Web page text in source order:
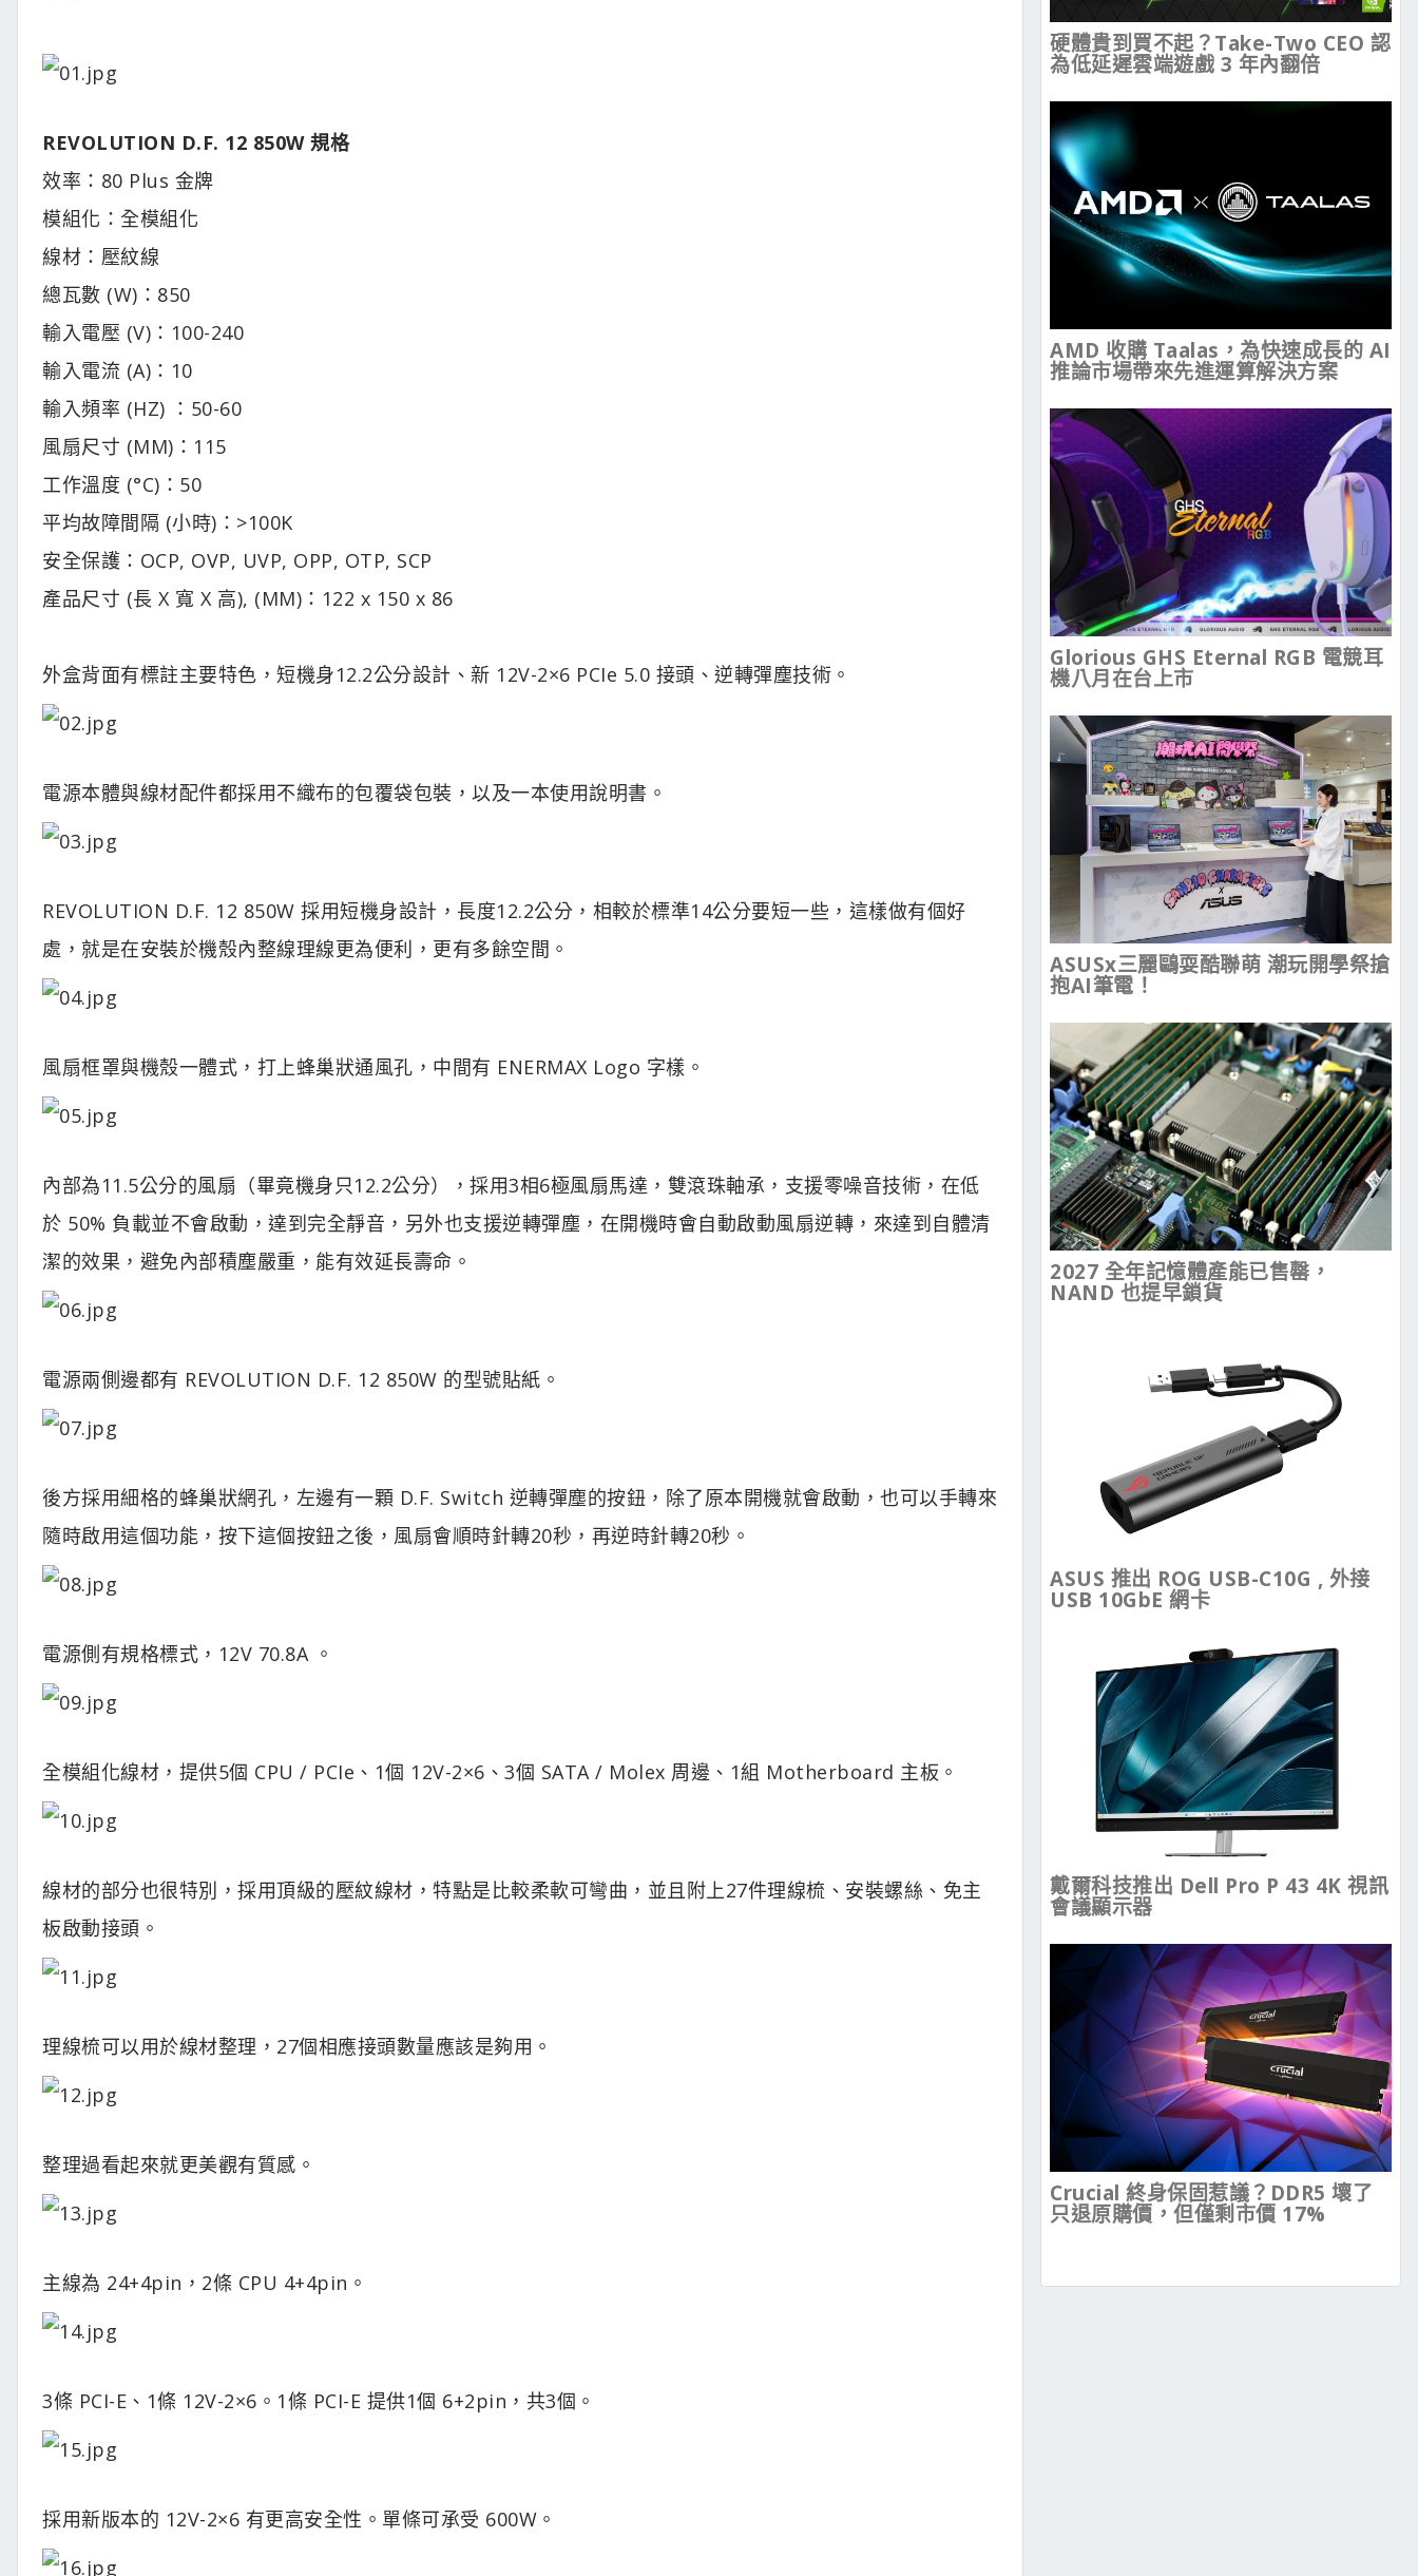
REVOLUTION D.F. 12 850W 規格
效率：80 Plus 金牌
模組化：全模組化
線材：壓紋線
總瓦數 (W)：850
輸入電壓 (V)：100-240
輸入電流 (A)：10
輸入頻率 (HZ) ：50-60
風扇尺寸 (MM)：115
工作溫度 (°C)：50
平均故障間隔 (小時)：>100K
安全保護：OCP, OVP, UVP, OPP, OTP, SCP
產品尺寸 (長 X 寬 X 高), (MM)：122 x 150 x 86
外盒背面有標註主要特色，短機身12.2公分設計、新 12V-2×6 PCIe 5.0 接頭、逆轉彈塵技術。
電源本體與線材配件都採用不織布的包覆袋包裝，以及一本使用說明書。
REVOLUTION D.F. 12 850W 採用短機身設計，長度12.2公分，相較於標準14公分要短一些，這樣做有個好
處，就是在安裝於機殼內整線理線更為便利，更有多餘空間。
風扇框罩與機殼一體式，打上蜂巢狀通風孔，中間有 ENERMAX Logo 字樣。
內部為11.5公分的風扇（畢竟機身只12.2公分），採用3相6極風扇馬達，雙滾珠軸承，支援零噪音技術，在低
於 50% 負載並不會啟動，達到完全靜音，另外也支援逆轉彈塵，在開機時會自動啟動風扇逆轉，來達到自體清
潔的效果，避免內部積塵嚴重，能有效延長壽命。
電源兩側邊都有 REVOLUTION D.F. 12 850W 的型號貼紙。
後方採用細格的蜂巢狀網孔，左邊有一顆 D.F. Switch 逆轉彈塵的按鈕，除了原本開機就會啟動，也可以手轉來
隨時啟用這個功能，按下這個按鈕之後，風扇會順時針轉20秒，再逆時針轉20秒。
電源側有規格標式，12V 70.8A 。
全模組化線材，提供5個 CPU / PCIe、1個 12V-2×6、3個 SATA / Molex 周邊、1組 Motherboard 主板。
線材的部分也很特別，採用頂級的壓紋線材，特點是比較柔軟可彎曲，並且附上27件理線梳、安裝螺絲、免主
板啟動接頭。
理線梳可以用於線材整理，27個相應接頭數量應該是夠用。
整理過看起來就更美觀有質感。
主線為 24+4pin，2條 CPU 4+4pin。
3條 PCI-E、1條 12V-2×6。1條 PCI-E 提供1個 6+2pin，共3個。
採用新版本的 12V-2×6 有更高安全性。單條可承受 600W。
硬體貴到買不起？Take-Two CEO 認
為低延遲雲端遊戲 3 年內翻倍
AMD 收購 Taalas，為快速成長的 AI
推論市場帶來先進運算解決方案
Glorious GHS Eternal RGB 電競耳
機八月在台上市
ASUSx三麗鷗耍酷聯萌 潮玩開學祭搶
抱AI筆電！
2027 全年記憶體產能已售罄，
NAND 也提早鎖貨
ASUS 推出 ROG USB-C10G , 外接
USB 10GbE 網卡
戴爾科技推出 Dell Pro P 43 4K 視訊
會議顯示器
Crucial 終身保固惹議？DDR5 壞了
只退原購價，但僅剩市價 17%